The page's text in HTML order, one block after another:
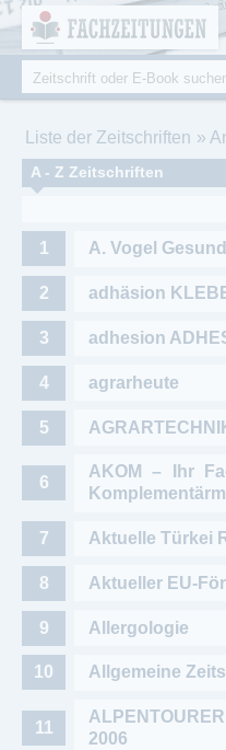
Fachzeitungen.de -
Fachmagazine
Suchformular
Suche
Liste der Zeitschriften
A - Z Zeitschriften
A. Vogel
adhäsion
adhesion
agrarheute
AKOM – Ihr
Aktuelle Türkei
Aktueller EU-
Allergologie
Allgemeine
2006
Cookie-Einstellungen